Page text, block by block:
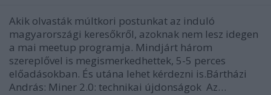
Akik olvasták múltkori postunkat az induló
magyarországi keresőkről, azoknak nem lesz idegen
a mai meetup programja. Mindjárt három
szereplővel is megismerkedhettek, 5-5 perces
előadásokban. És utána lehet kérdezni is.Bártházi
András: Miner 2.0: technikai újdonságok Az…